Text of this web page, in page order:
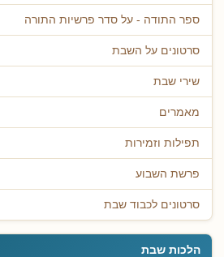
ספר התודה - על סדר פרשיות התורה
סרטונים על השבת
שירי שבת
מאמרים
תפילות וזמירות
פרשת השבוע
סרטונים לכבוד שבת
הלכות שבת